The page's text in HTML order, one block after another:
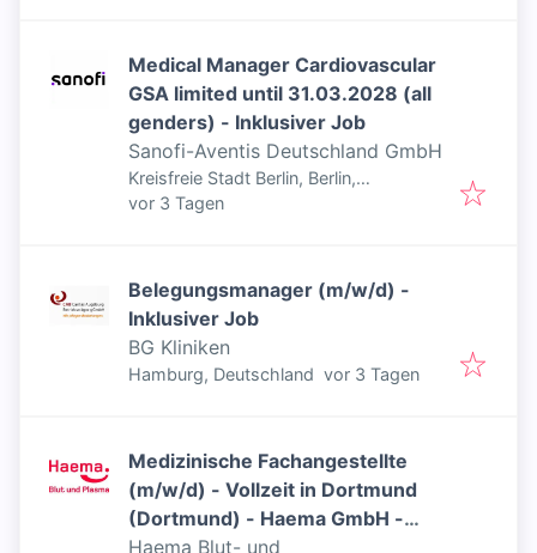
Medical Manager Cardiovascular
GSA limited until 31.03.2028 (all
genders) - Inklusiver Job
Sanofi-Aventis Deutschland GmbH
Kreisfreie Stadt Berlin, Berlin,
Deutschland
Veröffentlicht
vor 3 Tagen
Belegungsmanager (m/w/d) -
Inklusiver Job
BG Kliniken
Hamburg, Deutschland Veröffentlicht
vor 3 Tagen
Medizinische Fachangestellte
(m/w/d) - Vollzeit in Dortmund
(Dortmund) - Haema GmbH -
Inklusiver Job
Haema Blut- und